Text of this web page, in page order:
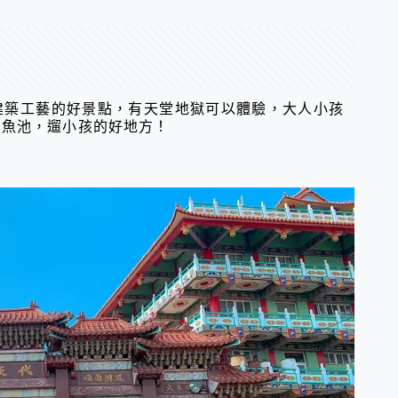
工藝的好景點，有天堂地獄可以體驗，大人小孩
池，遛小孩的好地方！